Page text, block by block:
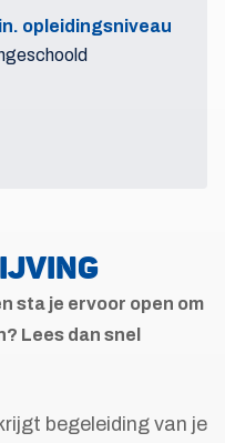
opleidingsniveau
sta je ervoor open om
Lees dan snel
begeleiding van je